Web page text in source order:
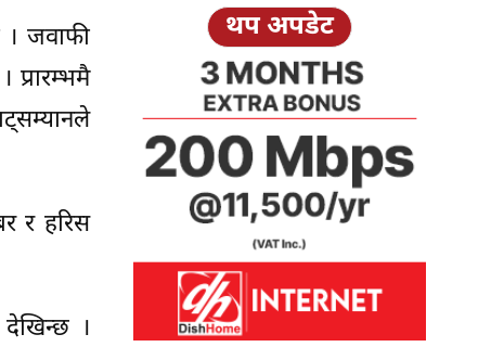
जवाफी
प्रारम्भमै
र हरिस
देखिन्छ ।
थप अपडेट